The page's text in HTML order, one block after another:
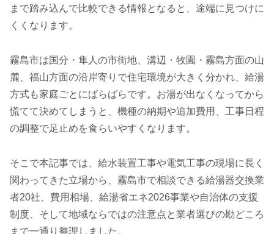
まで踏み込んで比較できる情報となると、途端に見つけに
くくなります。
霧島市は国分・隼人の市街地、溝辺・牧園・霧島方面の山
麓、福山方面の沿岸寄りで住宅環境が大きく分かれ、給湯
方式も家庭ごとにばらばらです。お湯が出なくなってから
慌てて決めてしまうと、機種の納期や追加費用、工事日程
の調整で足止めを食らいやすくなります。
そこで本記事では、給水装置工事や電気工事の現場に長く
関わってきた立場から、霧島市で相談できる給湯器交換業
者20社、費用相場、給湯省エネ2026事業や自治体の支援
制度、そして地域ならではの注意点と業者選びの勘どころ
まで一通り整理しました。